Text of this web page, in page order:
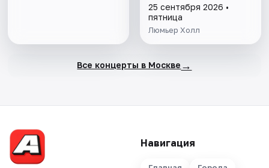
Шостакович»
25 сентября 2026 •
пятница
Люмьер Холл
Все концерты в Москве →
Навигация